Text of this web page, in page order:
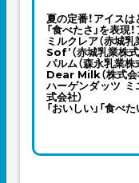
夏の定番！アイス
「食べたさ」を表
ミルクレア（赤城乳
Sof’（赤城乳業株式
パルム（森永乳業株
Dear Milk（株式会
ハーゲンダッツ ミ
式会社）
「おいしい」「食べ